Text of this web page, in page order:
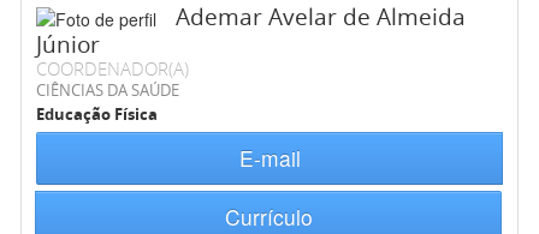
Ademar Avelar de Almeida
Júnior
COORDENADOR(A)
CIÊNCIAS DA SAÚDE
Educação Física
E-mail
Currículo